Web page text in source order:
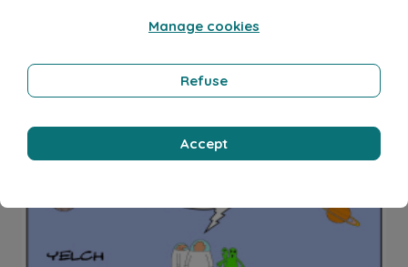
Manage cookies
Refuse
Accept